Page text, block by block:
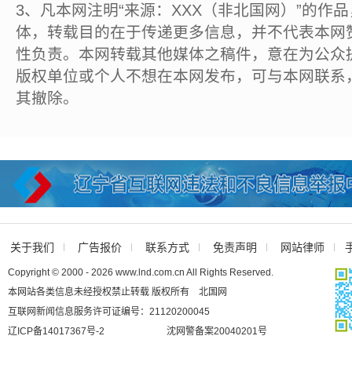
3、凡本网注明“来源：XXX（非北国网）”的作
体，转载目的在于传递更多信息，并不代表本
性负责。本网转载其他媒体之稿件，意在为公
版权单位或个人不想在本网发布，可与本网联
其撤除。
关于我们 广告报价 联系方式 免责声明 网站律师
Copyright © 2000 - 2026 www.lnd.com.cn All Rights Reserved.
本网站各类信息未经授权禁止转载 版权所有 北国网
互联网新闻信息服务许可证编号：21120200045
辽ICP备14017367号-2
沈网警备案20040201号